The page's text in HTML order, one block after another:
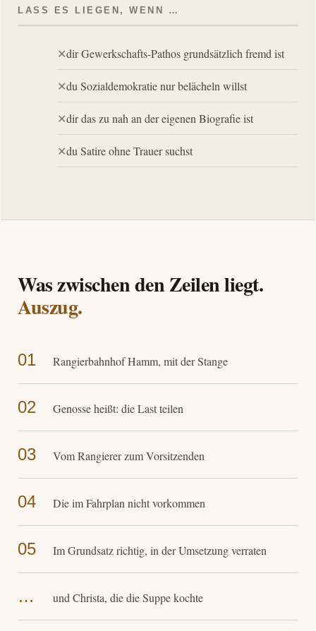
LASS ES LIEGEN, WENN …
dir Gewerkschafts-Pathos grundsätzlich fremd ist
du Sozialdemokratie nur belächeln willst
dir das zu nah an der eigenen Biografie ist
du Satire ohne Trauer suchst
Was zwischen den Zeilen liegt.
Auszug.
01 Rangierbahnhof Hamm, mit der Stange
02 Genosse heißt: die Last teilen
03 Vom Rangierer zum Vorsitzenden
04 Die im Fahrplan nicht vorkommen
05 Im Grundsatz richtig, in der Umsetzung verraten
… und Christa, die die Suppe kochte